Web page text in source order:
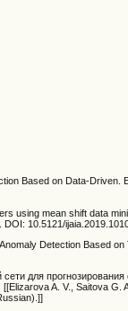
Based on Data-
using mean shift data
10.5121/
Detection Based
для
A. V., Saitova